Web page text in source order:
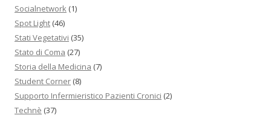
Socialnetwork (1)
Spot Light (46)
Stati Vegetativi (35)
Stato di Coma (27)
Storia della Medicina (7)
Student Corner (8)
Supporto Infermieristico Pazienti Cronici (2)
Technè (37)